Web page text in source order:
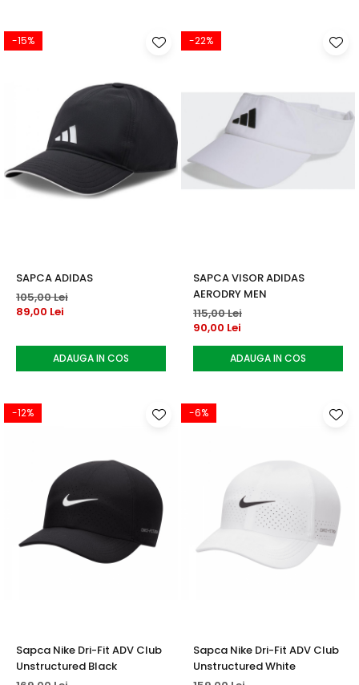
-15%
SAPCA ADIDAS
105,00 Lei
89,00 Lei
ADAUGA IN COS
-22%
SAPCA VISOR ADIDAS
AERODRY MEN
115,00 Lei
90,00 Lei
ADAUGA IN COS
-12%
Sapca Nike Dri-Fit ADV Club
Unstructured Black
-6%
Sapca Nike Dri-Fit ADV Club
Unstructured White